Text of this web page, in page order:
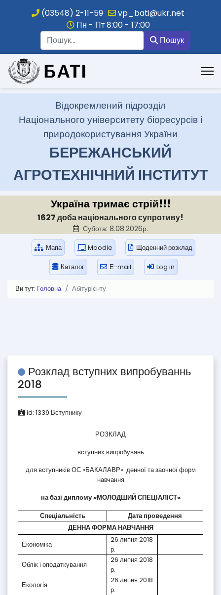
(03548) 2-11-59
vp_bati@ukr.net
Пн - Пт 8:00 - 17:00
Пошук
.
Відокремлений підрозділ
Національного університету біоресурсів і
природокористування України
БЕРЕЖАНСЬКИЙ
АГРОТЕХНІЧНИЙ ІНСТИТУТ
Україна тримає стрій!!!
1627 доба національного супротиву!
Субота: 8.08.2026р.
Мапа Moodle Щоденний розклад
Каталог Е-mail Log in
Ви тут: Головна Абітурієнту
Розклад вступних випробуваннь
2018
id: 1339 Вступнику
РОЗКЛАД
вступних випробувань
для вступників ОС «БАКАЛАВР» денної та заочної форм
навчання
на базі диплому «МОЛОДШИЙ СПЕЦІАЛІСТ»
Спеціальність
Дата проведення
ДЕННА ФОРМА НАВЧАННЯ
Економіка
26 липня 2018
р.
Облік і оподаткування
26 липня 2018
р.
Екологія
26 липня 2018
р.